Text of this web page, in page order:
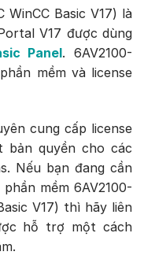
WinCC Basic V17) là
V17 được dùng
Panel. 6AV2100-
mềm và license
cung cấp license
bản quyền cho các
Nếu bạn đang cần
mềm 6AV2100-
V17) thì hãy liên
hỗ trợ một cách